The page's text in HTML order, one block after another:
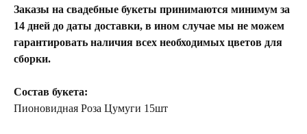
Заказы на свадебные букеты принимаются минимум за
14 дней до даты доставки, в ином случае мы не можем
гарантировать наличия всех необходимых цветов для
сборки.
Состав букета:
Пионовидная Роза Цумуги 15шт